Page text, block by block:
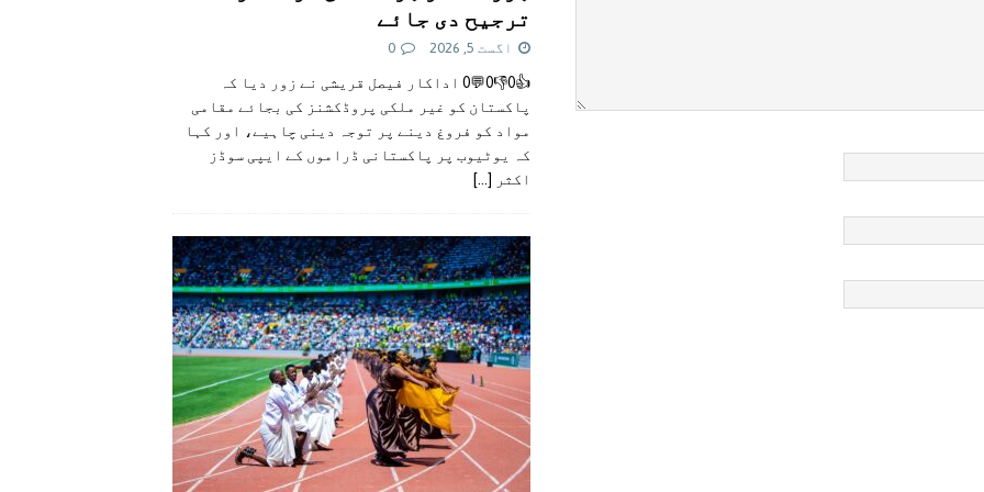
ترجیح دی جائے
اگست 5, 2026 0
👍0👎0💬0 اداکار فیصل قریشی نے زور دیا کہ
پاکستان کو غیر ملکی پروڈکشنز کی بجائے مقامی
مواد کو فروغ دینے پر توجہ دینی چاہیے، اور کہا
کہ یوٹیوب پر پاکستانی ڈراموں کے ایپی سوڈز
اکثر
[...]